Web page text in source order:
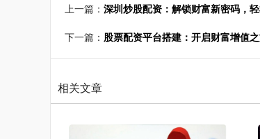
上一篇： 深圳炒股配资：解锁财富新密码，
下一篇： 股票配资平台搭建：开启财富增值
相关文章